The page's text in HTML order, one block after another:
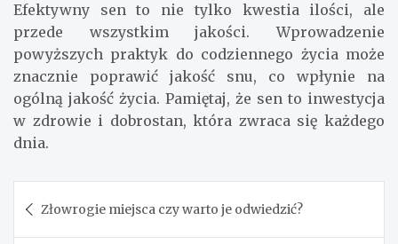
Efektywny sen to nie tylko kwestia ilości, ale
przede wszystkim jakości. Wprowadzenie
powyższych praktyk do codziennego życia może
znacznie poprawić jakość snu, co wpłynie na
ogólną jakość życia. Pamiętaj, że sen to inwestycja
w zdrowie i dobrostan, która zwraca się każdego
dnia.
wpisu
Złowrogie miejsca czy warto je odwiedzić?